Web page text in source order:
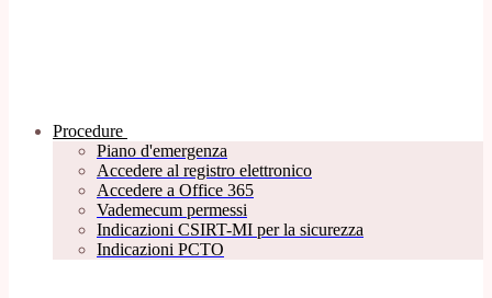
Procedure
Piano d'emergenza
Accedere al registro elettronico
Accedere a Office 365
Vademecum permessi
Indicazioni CSIRT-MI per la sicurezza
Indicazioni PCTO